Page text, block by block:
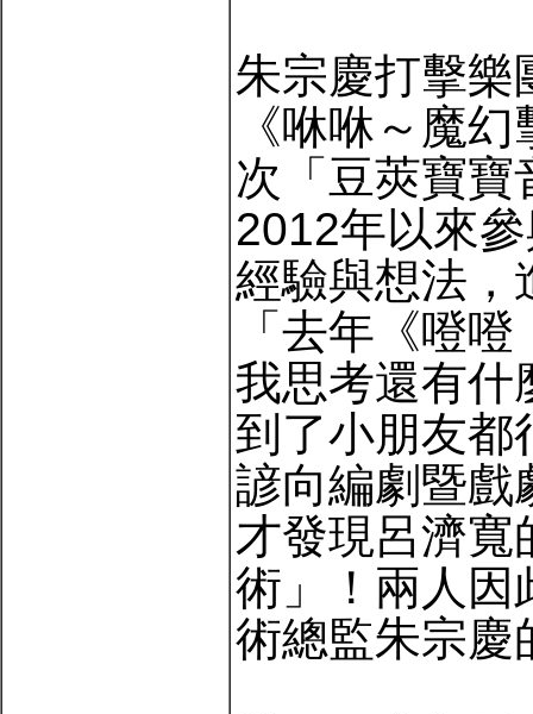
朱宗慶打擊樂
《咻咻～魔
次「豆莢寶寶
2012年以來
經驗與想法，
「去年《噔
我思考還有什
到了小朋友都
諺向編劇暨戲
才發現呂濟寬
術」！兩人因
術總監朱宗慶